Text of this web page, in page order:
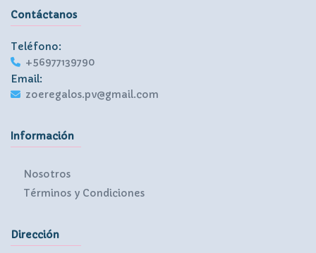
Contáctanos
Teléfono:
+56977139790
Email:
zoeregalos.pv@gmail.com
Información
Nosotros
Términos y Condiciones
Dirección